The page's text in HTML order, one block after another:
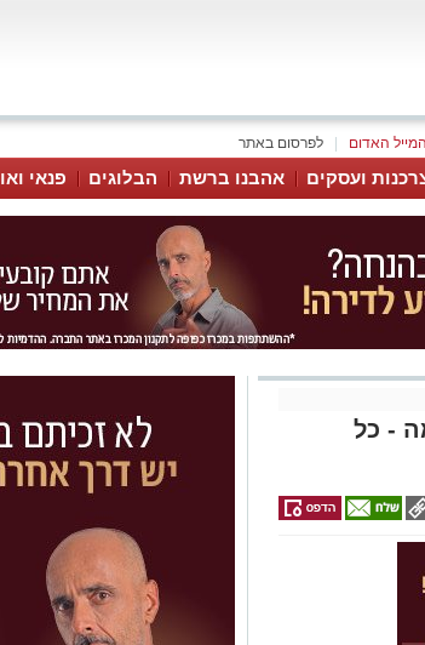
לפרסום באתר המייל האדום
ועסקים אהבנו ברשת הבלוגים פנאי
- כל